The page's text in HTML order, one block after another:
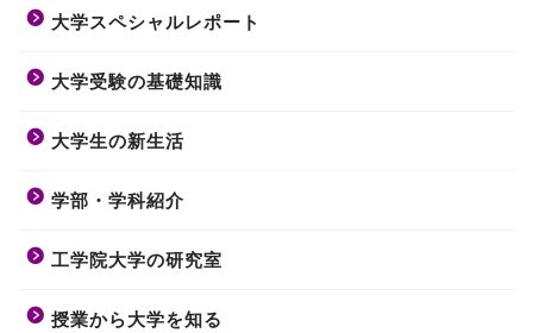
大学スペシャルレポート
大学受験の基礎知識
大学生の新生活
学部・学科紹介
工学院大学の研究室
授業から大学を知る